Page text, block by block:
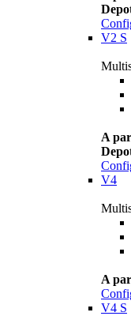
V2 S
A
V4
A
V4 S